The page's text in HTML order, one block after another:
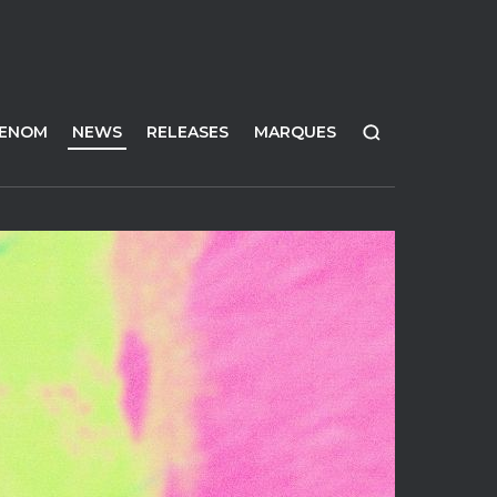
NEWS RELEASES MARQUES